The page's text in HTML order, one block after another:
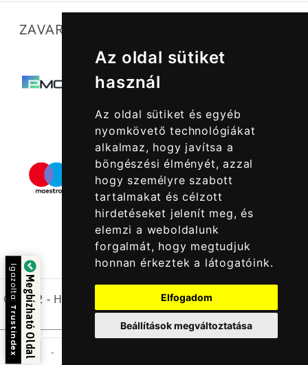
Az oldal sütiket
használ
Az oldal sütiket és egyéb
nyomkövető technológiákat
alkalmaz, hogy javítsa a
böngészési élményét, azzal
hogy személyre szabott
tartalmakat és célzott
hirdetéseket jelenít meg, és
elemzi a weboldalunk
forgalmát, hogy megtudjuk
honnan érkeztek a látogatóink.
Elfogadom
Beállítások megváltoztatása
-
ZAVARTALAN MŰKÖDÉSÜNKET SEGÍTIK
© 2022 - Halcatraz Kft.
Megbízható Oldal
Igazolta:
Trustindex